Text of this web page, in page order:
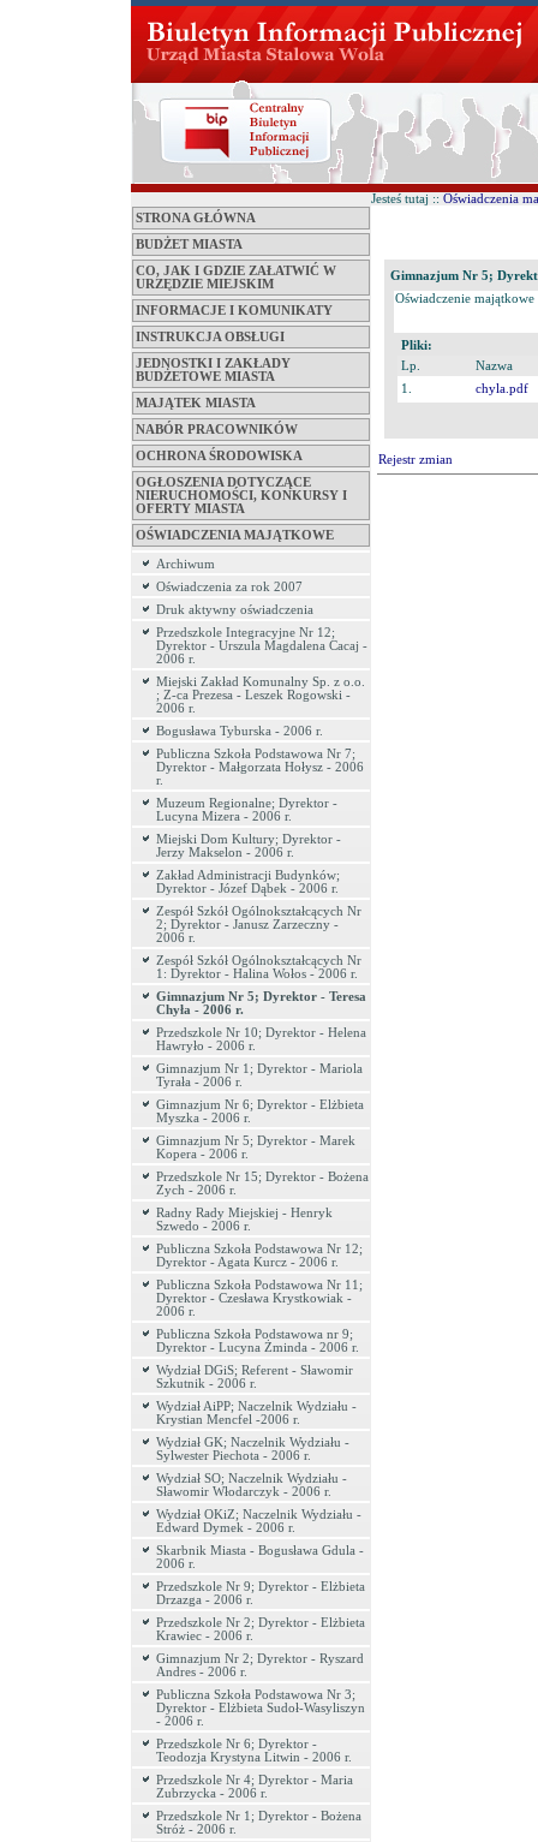
STRONA GŁÓWNA
BUDŻET MIASTA
CO, JAK I GDZIE ZAŁATWIĆ W
URZĘDZIE MIEJSKIM
INFORMACJE I KOMUNIKATY
INSTRUKCJA OBSŁUGI
JEDNOSTKI I ZAKŁADY
BUDŻETOWE MIASTA
MAJĄTEK MIASTA
NABÓR PRACOWNIKÓW
OCHRONA ŚRODOWISKA
OGŁOSZENIA DOTYCZĄCE
NIERUCHOMOŚCI, KONKURSY I
OFERTY MIASTA
OŚWIADCZENIA MAJĄTKOWE
Archiwum
Oświadczenia za rok 2007
Druk aktywny oświadczenia
Przedszkole Integracyjne Nr 12;
Dyrektor - Urszula Magdalena Cacaj -
2006 r.
Miejski Zakład Komunalny Sp. z o.o.
; Z-ca Prezesa - Leszek Rogowski -
2006 r.
Bogusława Tyburska - 2006 r.
Publiczna Szkoła Podstawowa Nr 7;
Dyrektor - Małgorzata Hołysz - 2006
r.
Muzeum Regionalne; Dyrektor -
Lucyna Mizera - 2006 r.
Miejski Dom Kultury; Dyrektor -
Jerzy Makselon - 2006 r.
Zakład Administracji Budynków;
Dyrektor - Józef Dąbek - 2006 r.
Zespół Szkół Ogólnokształcących Nr
2; Dyrektor - Janusz Zarzeczny -
2006 r.
Zespół Szkół Ogólnokształcących Nr
1: Dyrektor - Halina Wołos - 2006 r.
Gimnazjum Nr 5; Dyrektor - Teresa
Chyła - 2006 r.
Przedszkole Nr 10; Dyrektor - Helena
Hawryło - 2006 r.
Gimnazjum Nr 1; Dyrektor - Mariola
Tyrała - 2006 r.
Gimnazjum Nr 6; Dyrektor - Elżbieta
Myszka - 2006 r.
Gimnazjum Nr 5; Dyrektor - Marek
Kopera - 2006 r.
Przedszkole Nr 15; Dyrektor - Bożena
Zych - 2006 r.
Radny Rady Miejskiej - Henryk
Szwedo - 2006 r.
Publiczna Szkoła Podstawowa Nr 12;
Dyrektor - Agata Kurcz - 2006 r.
Publiczna Szkoła Podstawowa Nr 11;
Dyrektor - Czesława Krystkowiak -
2006 r.
Publiczna Szkoła Podstawowa nr 9;
Dyrektor - Lucyna Żminda - 2006 r.
Wydział DGiS; Referent - Sławomir
Szkutnik - 2006 r.
Wydział AiPP; Naczelnik Wydziału -
Krystian Mencfel -2006 r.
Wydział GK; Naczelnik Wydziału -
Sylwester Piechota - 2006 r.
Wydział SO; Naczelnik Wydziału -
Sławomir Włodarczyk - 2006 r.
Wydział OKiZ; Naczelnik Wydziału -
Edward Dymek - 2006 r.
Skarbnik Miasta - Bogusława Gdula -
2006 r.
Przedszkole Nr 9; Dyrektor - Elżbieta
Drzazga - 2006 r.
Przedszkole Nr 2; Dyrektor - Elżbieta
Krawiec - 2006 r.
Gimnazjum Nr 2; Dyrektor - Ryszard
Andres - 2006 r.
Publiczna Szkoła Podstawowa Nr 3;
Dyrektor - Elżbieta Sudoł-Wasyliszyn
- 2006 r.
Przedszkole Nr 6; Dyrektor -
Teodozja Krystyna Litwin - 2006 r.
Przedszkole Nr 4; Dyrektor - Maria
Zubrzycka - 2006 r.
Przedszkole Nr 1; Dyrektor - Bożena
Stróż - 2006 r.
Jesteś tutaj :: Oświadczenia
Gimnazjum Nr 5;
Oświadczenie
Pliki:
Lp.
Nazwa
1.
chyla.pdf
Rejestr zmian